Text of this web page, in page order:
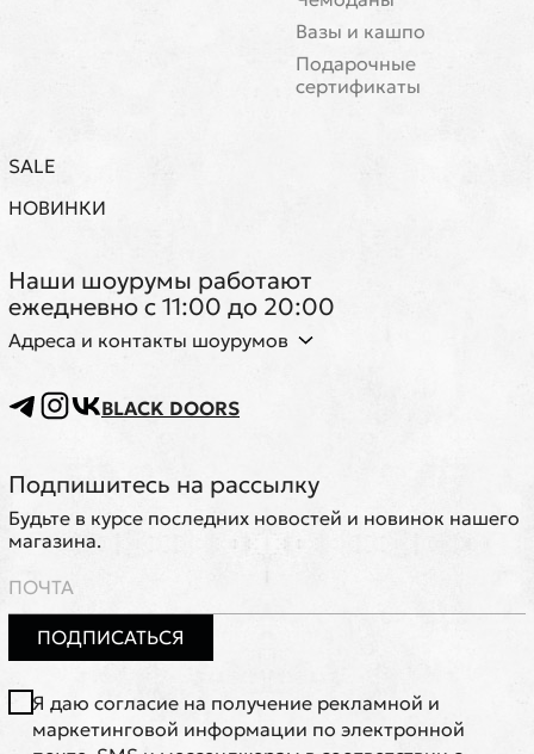
Вазы и кашпо
Подарочные
сертификаты
SALE
НОВИНКИ
Наши шоурумы работают
ежедневно с 11:00 до 20:00
Адреса и контакты шоурумов
BLACK DOORS
Подпишитесь на рассылку
Будьте в курсе последних новостей и новинок нашего
магазина.
ПОДПИСАТЬСЯ
Я даю согласие на получение рекламной и
маркетинговой информации по электронной